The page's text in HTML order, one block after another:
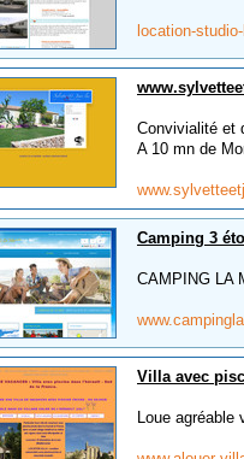
location-
Convivialité et
A 10 mn de
Camping 3
CAMPING LA
Villa avec
Loue agréable